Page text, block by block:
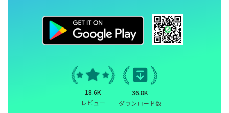
18.6K
レビュー
36.8K
ダウンロード数